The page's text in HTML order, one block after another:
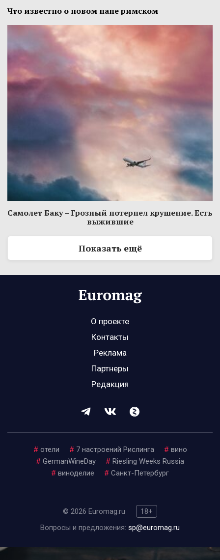
Что известно о новом папе римском
Самолет Баку – Грозный потерпел крушение. Есть
выжившие
Показать ещё
О проекте
Контакты
Реклама
Партнеры
Редакция
# отели # 7 настроений Рислинга # вино
# GermanWineDay # Riesling Weeks Russia
# виноделие # Санкт-Петербург
© 2026 Euromag.ru
18+
Вопросы и предложения: sp@euromag.ru